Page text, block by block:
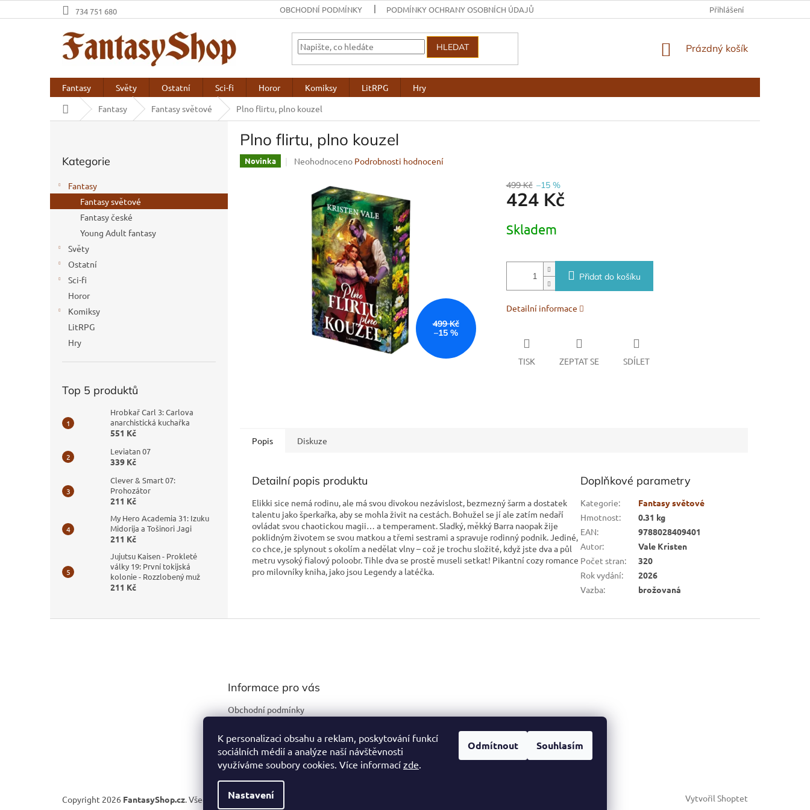
K personalizaci obsahu a reklam, poskytování funkcí
sociálních médií a analýze naší návštěvnosti
využíváme soubory cookies. Více informací zde.
Nastavení
Odmítnout Souhlasím
na
734 751 680 OBCHODNÍ PODMÍNKY PODMÍNKY OCHRANY OSOBNÍCH ÚDAJŮ Přihlášení
HLEDAT
NÁKUPNÍ
Prázdný košík
Fantasy Světy Ostatní Sci-fi Horor Komiksy LitRPG
Hry
Domů
Fantasy Fantasy světové Plno flirtu, plno kouzel
a
n
kategorie
Kategorie
Fantasy
Fantasy světové
Fantasy české
Young Adult fantasy
Světy
Ostatní
Sci-fi
Horor
Komiksy
LitRPG
Hry
Top 5 produktů
Hrobkař Carl 3: Carlova
anarchistická kuchařka
551 Kč
Leviatan 07
339 Kč
Clever & Smart 07:
Prohozátor
211 Kč
My Hero Academia 31: Izuku
Midorija a Tošinori Jagi
211 Kč
Jujutsu Kaisen - Prokleté
války 19: První tokijská
kolonie - Rozzlobený muž
211 Kč
Plno flirtu, plno kouzel
Novinka
Průměrné
hvězdiček.
Neohodnoceno Podrobnosti hodnocení
499 Kč
–15 %
499 Kč –15 %
424 Kč
cena:
Skladem
Přidat do košíku
Detailní informace
TISK ZEPTAT SE SDÍLET
Popis Diskuze
Detailní popis produktu
Elikki sice nemá rodinu, ale má svou divokou nezávislost, bezmezný šarm a dostatek
talentu jako šperkařka, aby se mohla živit na cestách. Bohužel se jí ale zatím nedaří
ovládat svou chaotickou magii… a temperament. Sladký, měkký Barra naopak žije
poklidným životem se svou matkou a třemi sestrami a spravuje rodinný podnik. Jediné,
co chce, je splynout s okolím a nedělat vlny – což je trochu složité, když jste dva a půl
metru vysoký fialový poloobr. Tihle dva se prostě museli setkat! Pikantní cozy romance
pro milovníky kniha, jako jsou Legendy a latéčka.
Doplňkové parametry
Kategorie:
Fantasy světové
Hmotnost:
0.31 kg
EAN:
9788028409401
Autor:
Vale Kristen
Počet stran:
320
Rok vydání:
2026
Vazba: brožovaná
Informace pro vás
Obchodní podmínky
údajů
Kontakty
Vytvořil Shoptet
Copyright 2026 FantasyShop.cz . Všechna práva vyhrazena.